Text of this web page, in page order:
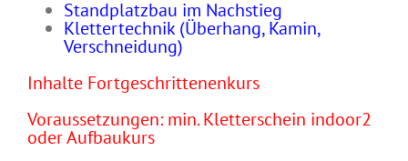
Standplatzbau im Nachstieg
Klettertechnik (Überhang, Kamin,
Verschneidung)
Inhalte Fortgeschrittenenkurs
Voraussetzungen: min. Kletterschein indoor2
oder Aufbaukurs